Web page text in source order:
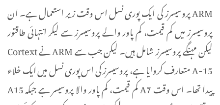
ARM پروسیسرز کی ایک پوری نسل اس وقت زیر استعمال ہے۔ ان
پروسیسرز میں کم قیمت، کم پاور والے پروسیسرز سے لیکر انتہائی طاقتور
لیکن مہنگے پروسیسرز شامل ہیں۔ لیکن جب سے ARM نے Cortext
A-15 متعارف کروایا ہے، پروسیسرز کی اس پوری نسل میں ایک خلاء
پیدا تھا۔ اس وقت A7 کم قیمت، کم پاور والا پروسیسر ہے جبکہ A15